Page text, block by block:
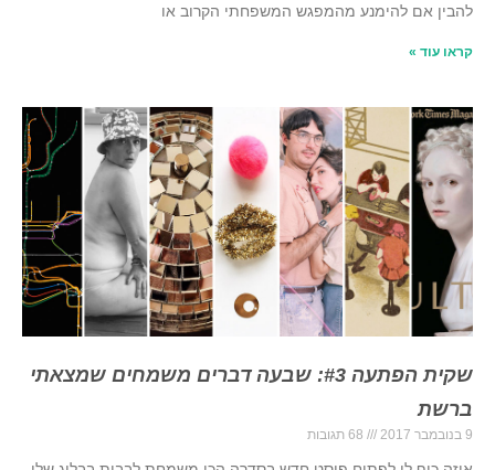
להבין אם להימנע מהמפגש המשפחתי הקרוב או
קראו עוד »
שקית הפתעה #3: שבעה דברים משמחים שמצאתי
ברשת
9 בנובמבר 2017